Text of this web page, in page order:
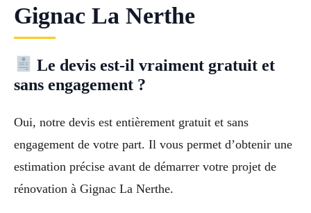
Gignac La Nerthe
Le devis est-il vraiment gratuit et
sans engagement ?
Oui, notre devis est entièrement gratuit et sans
engagement de votre part. Il vous permet d’obtenir une
estimation précise avant de démarrer votre projet de
rénovation à Gignac La Nerthe.